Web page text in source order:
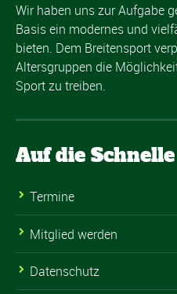
Wir haben uns zur Aufgabe
Basis ein modernes und
bieten. Dem Breitensport
Altersgruppen die
Sport zu treiben.
Auf die Schnelle
Termine
Mitglied werden
Datenschutz